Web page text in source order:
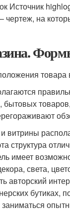
Источник
чертеж, на
товара
бытовых
витрины
структура
имеет
света,
авторский